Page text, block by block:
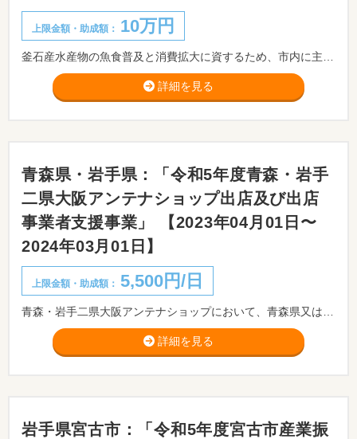
上限金額・助成額： 10万円
詳細を見る
青森県・岩手県：「令和5年度青森・岩手
二県大阪アンテナショップ出店及び出店
事業者支援事業」 【2023年04月01日〜
2024年03月01日】
上限金額・助成額： 5,500円/日
詳細を見る
岩手県宮古市：「令和5年度宮古市産業振